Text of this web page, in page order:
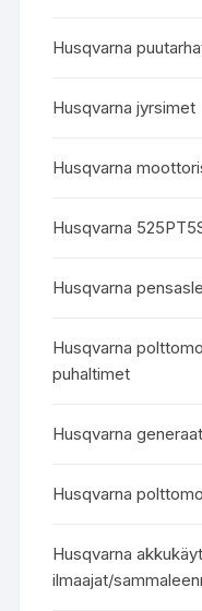
Husqvarna
Husqvarna jyrsimet
Husqvarna
Husqvarna
Husqvarna
Husqvarna
puhaltimet
Husqvarna
Husqvarna
Husqvarna
ilmaajat/